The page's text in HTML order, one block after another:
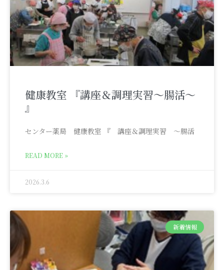
健康教室 『講座＆調理実習～腸活～
』
センター薬局 健康教室 『 講座＆調理実習 ～腸活
READ MORE »
2026.3.6
新着情報